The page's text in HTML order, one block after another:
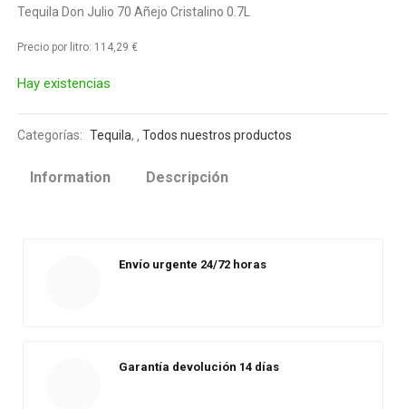
Tequila Don Julio 70 Añejo Cristalino 0.7L
Precio por litro: 114,29 €
Hay existencias
Categorías: Tequila, Todos nuestros productos
Information Descripción
Envío urgente 24/72 horas
Garantía devolución 14 días